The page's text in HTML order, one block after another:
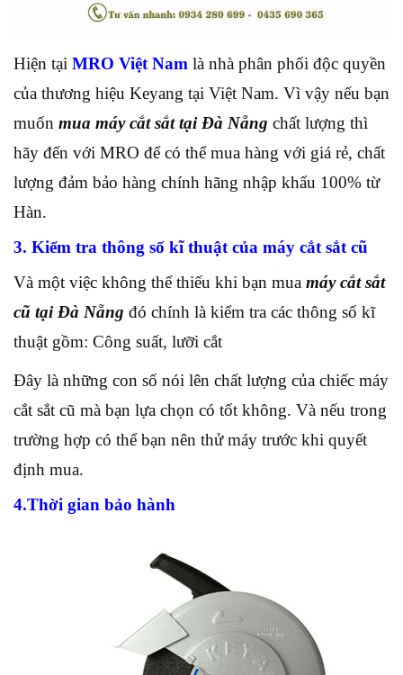
Hiện tại MRO Việt Nam là nhà phân phối độc quyền
của thương hiệu Keyang tại Việt Nam. Vì vậy nếu bạn
muốn mua máy cắt sắt tại Đà Nẵng chất lượng thì
hãy đến với MRO để có thể mua hàng với giá rẻ, chất
lượng đảm bảo hàng chính hãng nhập khẩu 100% từ
Hàn.
3. Kiểm tra thông số kĩ thuật của máy cắt sắt cũ
Và một việc không thể thiếu khi bạn mua máy cắt sắt
cũ tại Đà Nẵng đó chính là kiểm tra các thông số kĩ
thuật gồm: Công suất, lưỡi cắt
Đây là những con số nói lên chất lượng của chiếc máy
cắt sắt cũ mà bạn lựa chọn có tốt không. Và nếu trong
trường hợp có thể bạn nên thử máy trước khi quyết
định mua.
4.Thời gian bảo hành